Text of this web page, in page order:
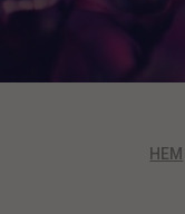
HEM